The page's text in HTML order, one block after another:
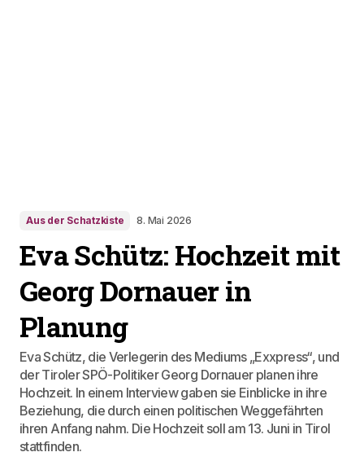
Aus der Schatzkiste 8. Mai 2026
Eva Schütz: Hochzeit mit
Georg Dornauer in
Planung
Eva Schütz, die Verlegerin des Mediums „Exxpress“, und
der Tiroler SPÖ-Politiker Georg Dornauer planen ihre
Hochzeit. In einem Interview gaben sie Einblicke in ihre
Beziehung, die durch einen politischen Weggefährten
ihren Anfang nahm. Die Hochzeit soll am 13. Juni in Tirol
stattfinden.